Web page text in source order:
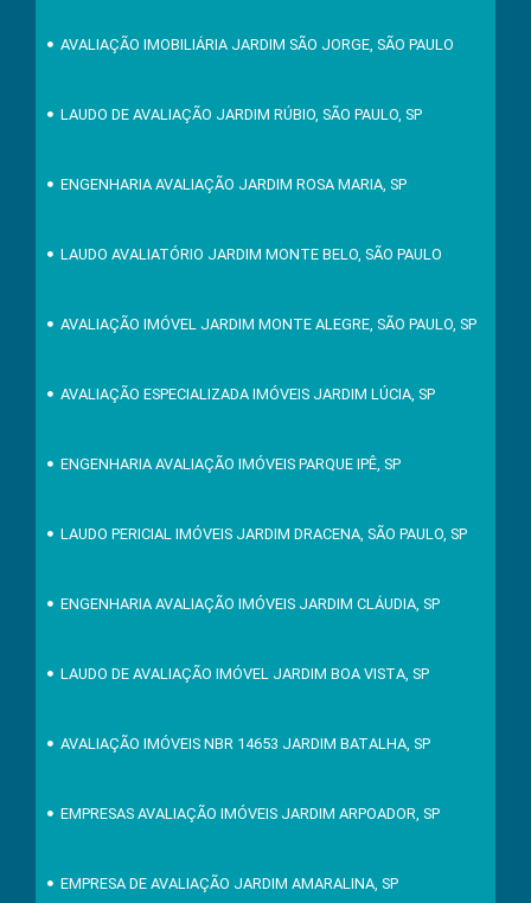
AVALIAÇÃO IMOBILIÁRIA JARDIM SÃO JORGE, SÃO PAULO
LAUDO DE AVALIAÇÃO JARDIM RÚBIO, SÃO PAULO, SP
ENGENHARIA AVALIAÇÃO JARDIM ROSA MARIA, SP
LAUDO AVALIATÓRIO JARDIM MONTE BELO, SÃO PAULO
AVALIAÇÃO IMÓVEL JARDIM MONTE ALEGRE, SÃO PAULO, SP
AVALIAÇÃO ESPECIALIZADA IMÓVEIS JARDIM LÚCIA, SP
ENGENHARIA AVALIAÇÃO IMÓVEIS PARQUE IPÊ, SP
LAUDO PERICIAL IMÓVEIS JARDIM DRACENA, SÃO PAULO, SP
ENGENHARIA AVALIAÇÃO IMÓVEIS JARDIM CLÁUDIA, SP
LAUDO DE AVALIAÇÃO IMÓVEL JARDIM BOA VISTA, SP
AVALIAÇÃO IMÓVEIS NBR 14653 JARDIM BATALHA, SP
EMPRESAS AVALIAÇÃO IMÓVEIS JARDIM ARPOADOR, SP
EMPRESA DE AVALIAÇÃO JARDIM AMARALINA, SP